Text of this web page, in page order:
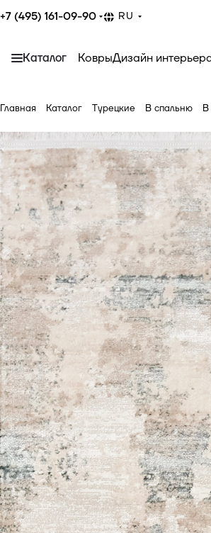
+7 (495) 161-09-90 RU
Каталог КоврыДизайн
Главная Каталог Турецкие В спальню В